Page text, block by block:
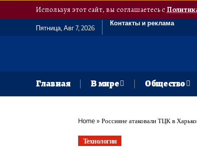
Используя этот сайт, вы соглашаетесь с
Пятница, Авг 7, 2026
Контакты и реклама
Главная В мире Общество
Home» Россияне атаковали ТЦК в
Технологии